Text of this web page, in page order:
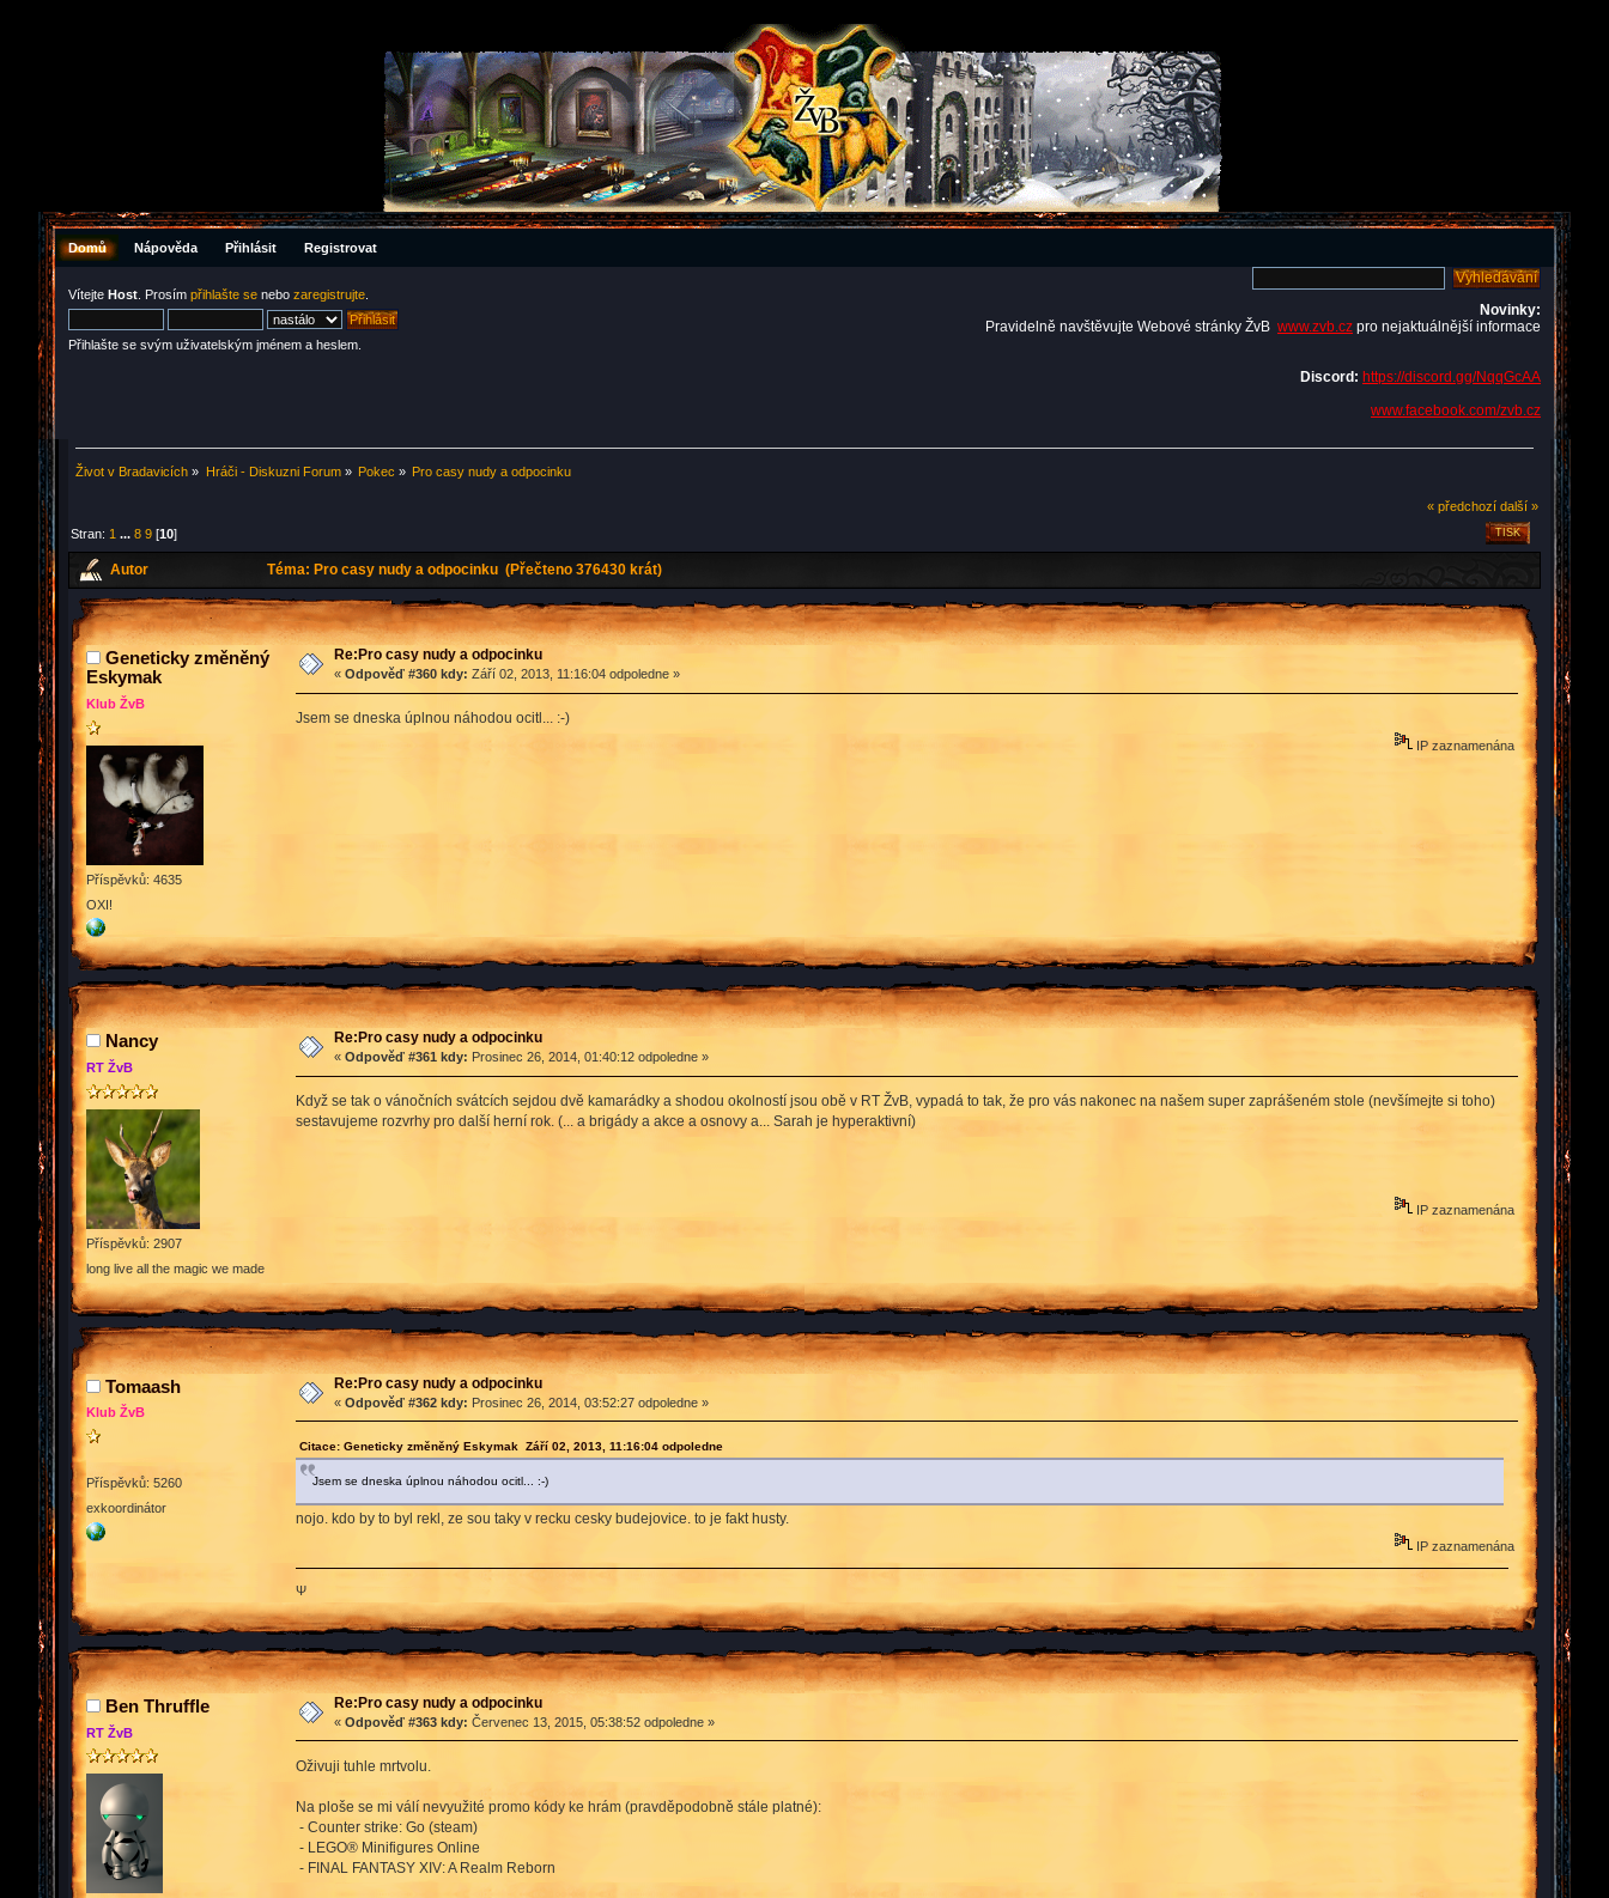
Domů Nápověda Přihlásit Registrovat
Vítejte Host . Prosím přihlašte se nebo zaregistrujte
Přihlašte se svým uživatelským jménem a heslem.
Novinky:
Pravidelně navštěvujte Webové stránky ŽvB www.zvb.cz pro nejaktuálnější informace
Discord: https://discord.gg/NqqGcAA
www.facebook.com/zvb.cz
Život v Bradavicích » Hráči - Diskuzni Forum» Pokec » Pro casy nudy a odpocinku
« předchozí další »
TISK
Stran: 1 ...8 9 [10]
Autor Téma: Pro casy nudy a odpocinku (Přečteno 376430 krát)
Geneticky změněný
Eskymak
Klub ŽvB
Příspěvků: 4635
OXI!
Re:Pro casy nudy a odpocinku
« Odpověď #360 kdy: Září 02, 2013, 11:16:04 odpoledne »
Jsem se dneska úplnou náhodou ocitl... :-)
IP zaznamenána
Nancy
RT ŽvB
Příspěvků: 2907
long live all the magic we made
Re:Pro casy nudy a odpocinku
« Odpověď #361 kdy: Prosinec 26, 2014, 01:40:12 odpoledne »
Když se tak o vánočních svátcích sejdou dvě kamarádky a shodou okolností jsou obě v RT ŽvB, vypadá to tak, že pro vás nakonec na našem super zaprášeném stole (nevšímejte si toho)
sestavujeme rozvrhy pro další herní rok. (... a brigády a akce a osnovy a... Sarah je hyperaktivní)
IP zaznamenána
Tomaash
Klub ŽvB
Příspěvků: 5260
exkoordinátor
Re:Pro casy nudy a odpocinku
« Odpověď #362 kdy: Prosinec 26, 2014, 03:52:27 odpoledne »
Citace: Geneticky změněný Eskymak Září 02, 2013, 11:16:04 odpoledne
Jsem se dneska úplnou náhodou ocitl... :-)
nojo. kdo by to byl rekl, ze sou taky v recku cesky budejovice. to je fakt husty.
IP zaznamenána
Ψ
Ben Thruffle
RT ŽvB
Re:Pro casy nudy a odpocinku
« Odpověď #363 kdy: Červenec 13, 2015, 05:38:52 odpoledne »
Oživuji tuhle mrtvolu.
Na ploše se mi válí nevyužité promo kódy ke hrám (pravděpodobně stále platné):
- Counter strike: Go (steam)
- LEGO® Minifigures Online
- FINAL FANTASY XIV: A Realm Reborn